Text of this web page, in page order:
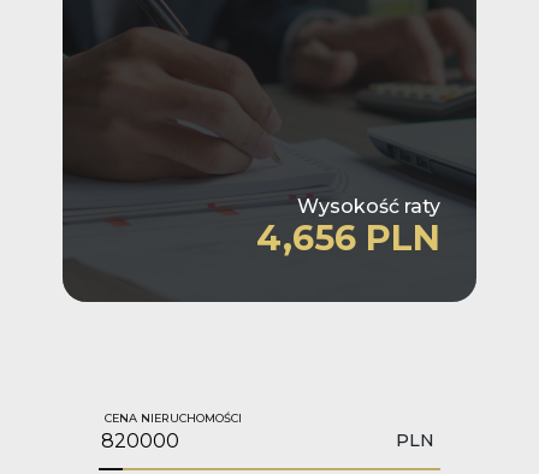
Wysokość raty
4,656 PLN
CENA NIERUCHOMOŚCI
PLN